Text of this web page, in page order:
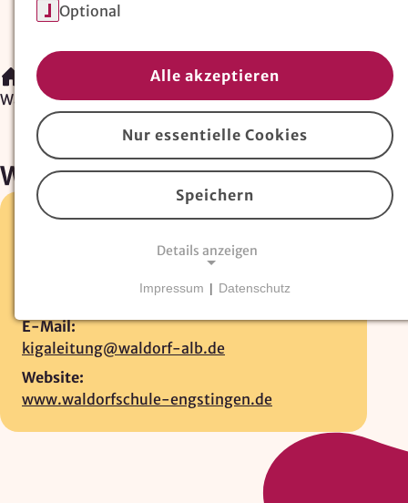
Waldorfkindergarten finden/
Waldorfkindergarten
Waldorfkindergarten
Freibühlstr. 1 •72829 Engstingen
E-Mail:
kigaleitung@waldorf-alb.de
Website:
www.waldorfschule-engstingen.de
Optional
Alle akzeptieren
Nur essentielle Cookies
Speichern
Details anzeigen
Essentielle Cookies
Website erforderlich und können nicht deaktiviert
werden. Hierzu zählen technisch notwendige
TYPO3-Cookies, sowie Funktionen zur
Impressum | Datenschutz